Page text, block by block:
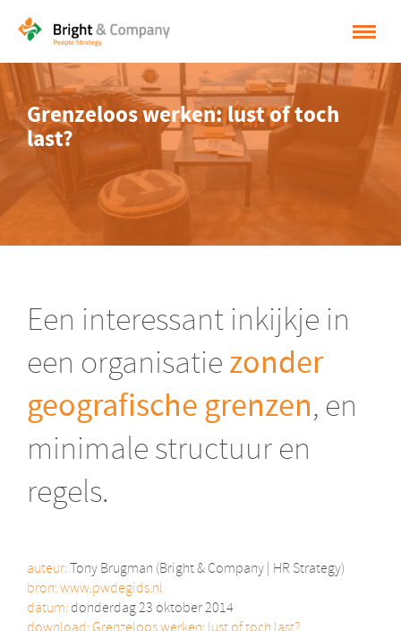
HOME
OPLOSSINGEN
CASES
INSPIRATIE
OVER BRIGHT & COMPANY
NEDERLANDS
ENGLISH
Grenzeloos werken: lust of toch
last?
Een interessant inkijkje in
een organisatiezonder
geografische grenzen, en
minimale structuur en
regels.
auteur:Tony Brugman (Bright & Company | HR Strategy)
bron:www.pwdegids.nl
datum:donderdag 23 oktober 2014